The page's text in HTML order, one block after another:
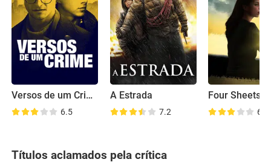
Versos de um Crime
6.5
A Estrada
7.2 6.2
Títulos aclamados pela crítica